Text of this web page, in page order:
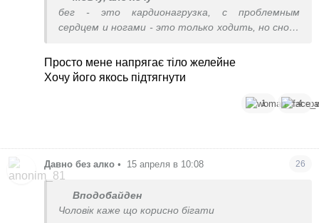
бег - это кардионагрузка, с проблемным
сердцем и ногами - это только ходить, но снова
выносливости
Просто мене напрягає тіло желейне
Хочу його якось підтягнути
1 4
Давно без алко • 15 апреля в 10:08 26
Вподобайден
Чоловік каже що корисно бігати